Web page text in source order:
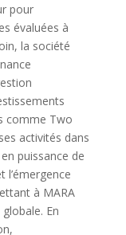
pour
évaluées à
la société
comme Two
activités dans
puissance de
l’émergence
à MARA
En